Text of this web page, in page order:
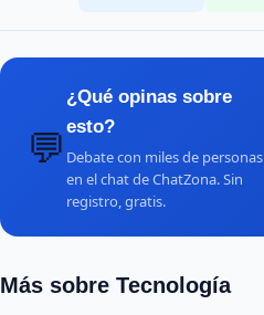
💬
¿Qué opinas sobre
esto?
Debate con miles de personas
en el chat de ChatZona. Sin
registro, gratis.
Más sobre Tecnología